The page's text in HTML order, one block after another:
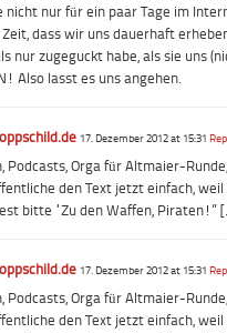
nicht nur für ein paar Tage im
dass wir uns dauerhaft
nur zugeguckt habe, als sie uns
Also lasst es uns angehen.
17. Dezember 2012 at 15:31
Orga für Altmaier-
den Text jetzt einfach,
bitte “Zu den Waffen, Piraten!”
17. Dezember 2012 at 15:31
Orga für Altmaier-
den Text jetzt einfach,